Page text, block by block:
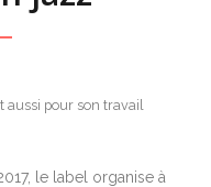
aussi pour son travail
le label organise à